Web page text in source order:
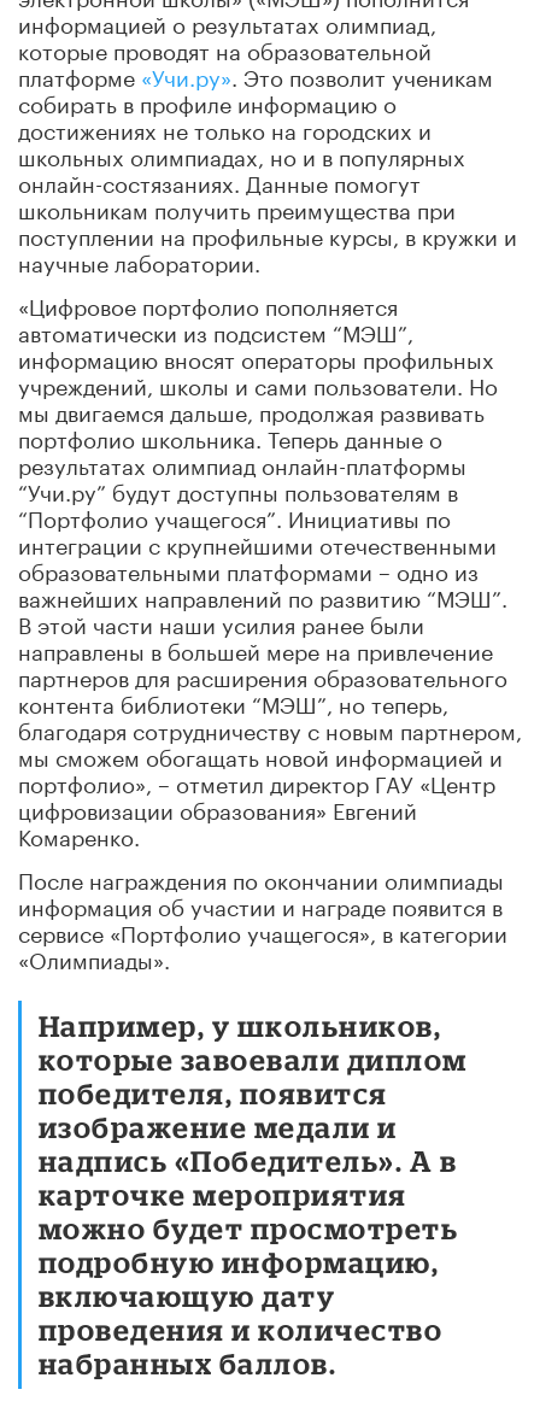
информацией о результатах олимпиад,
которые проводят на образовательной
платформе «Учи.ру» . Это позволит ученикам
собирать в профиле информацию о
достижениях не только на городских и
школьных олимпиадах, но и в популярных
онлайн-состязаниях. Данные помогут
школьникам получить преимущества при
поступлении на профильные курсы, в кружки и
научные лаборатории.
«Цифровое портфолио пополняется
автоматически из подсистем “МЭШ”,
информацию вносят операторы профильных
учреждений, школы и сами пользователи. Но
мы двигаемся дальше, продолжая развивать
портфолио школьника. Теперь данные о
результатах олимпиад онлайн-платформы
“Учи.ру” будут доступны пользователям в
“Портфолио учащегося”. Инициативы по
интеграции с крупнейшими отечественными
образовательными платформами – одно из
важнейших направлений по развитию “МЭШ”.
В этой части наши усилия ранее были
направлены в большей мере на привлечение
партнеров для расширения образовательного
контента библиотеки “МЭШ”, но теперь,
благодаря сотрудничеству с новым партнером,
мы сможем обогащать новой информацией и
портфолио», – отметил директор ГАУ «Центр
цифровизации образования» Евгений
Комаренко.
После награждения по окончании олимпиады
информация об участии и награде появится в
сервисе «Портфолио учащегося», в категории
«Олимпиады».
Например, у школьников,
которые завоевали диплом
победителя, появится
изображение медали и
надпись «Победитель». А в
карточке мероприятия
можно будет просмотреть
подробную информацию,
включающую дату
проведения и количество
набранных баллов.